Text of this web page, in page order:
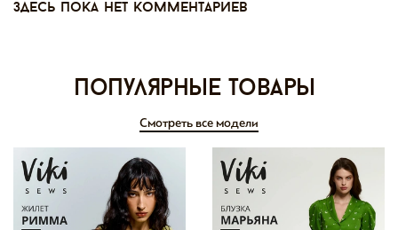
Здесь пока нет комментариев
Популярные товары
Смотреть все модели